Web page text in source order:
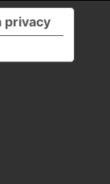
privacy